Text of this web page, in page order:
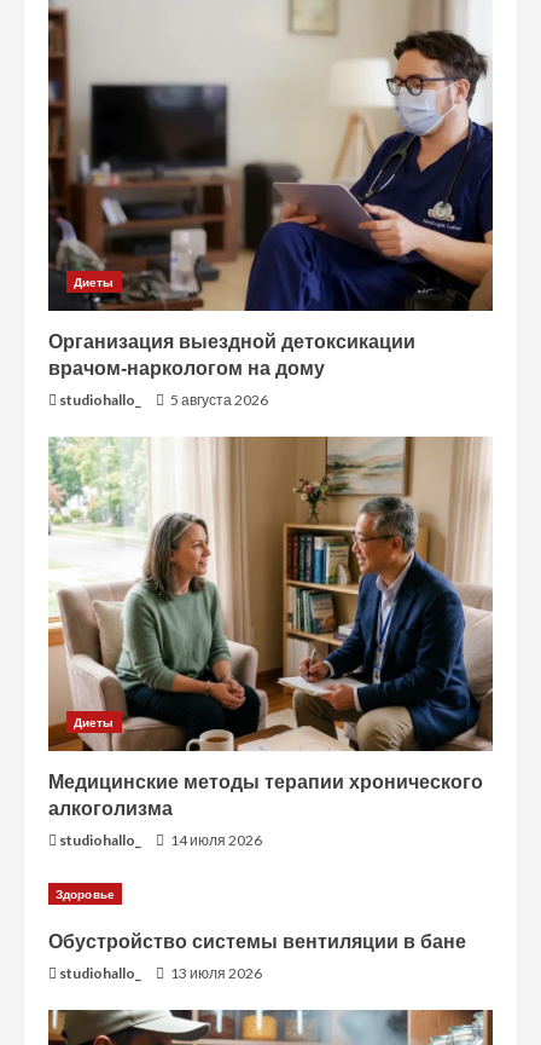
Диеты
Организация выездной детоксикации
врачом-наркологом на дому
studiohallo_ 5 августа 2026
Диеты
Медицинские методы терапии хронического
алкоголизма
studiohallo_ 14 июля 2026
Здоровье
Обустройство системы вентиляции в бане
studiohallo_ 13 июля 2026